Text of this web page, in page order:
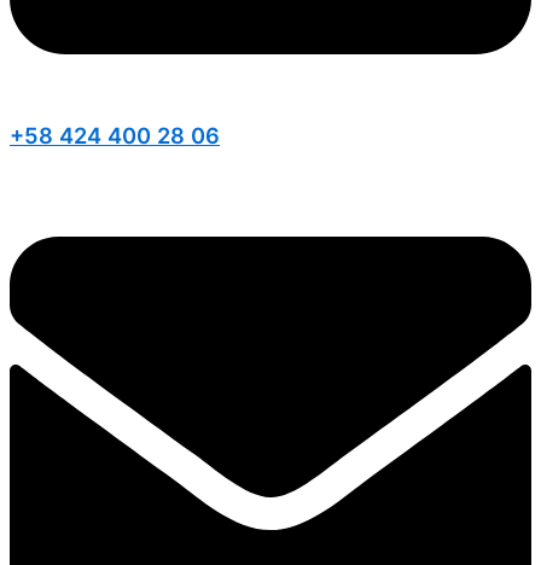
+58 424 400 28 06